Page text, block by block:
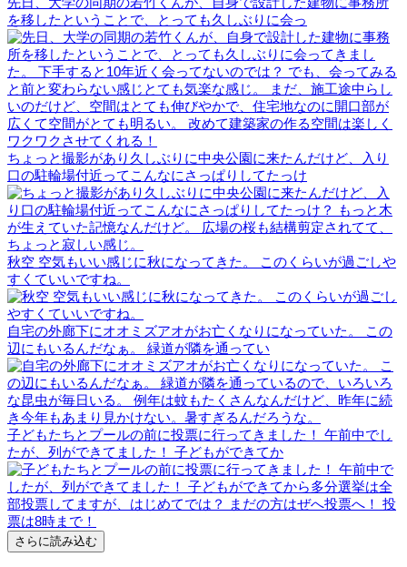
を移したということで、とっても久しぶりに会っ
ちょっと撮影があり久しぶりに中央公園に来たんだけど、入り
口の駐輪場付近ってこんなにさっぱりしてたっけ
秋空 空気もいい感じに秋になってきた。 このくらいが過ごしや
すくていいですね。
自宅の外廊下にオオミズアオがお亡くなりになっていた。 この
辺にもいるんだなぁ。 緑道が隣を通ってい
子どもたちとプールの前に投票に行ってきました！ 午前中でし
たが、列ができてました！ 子どもができてか
さらに読み込む